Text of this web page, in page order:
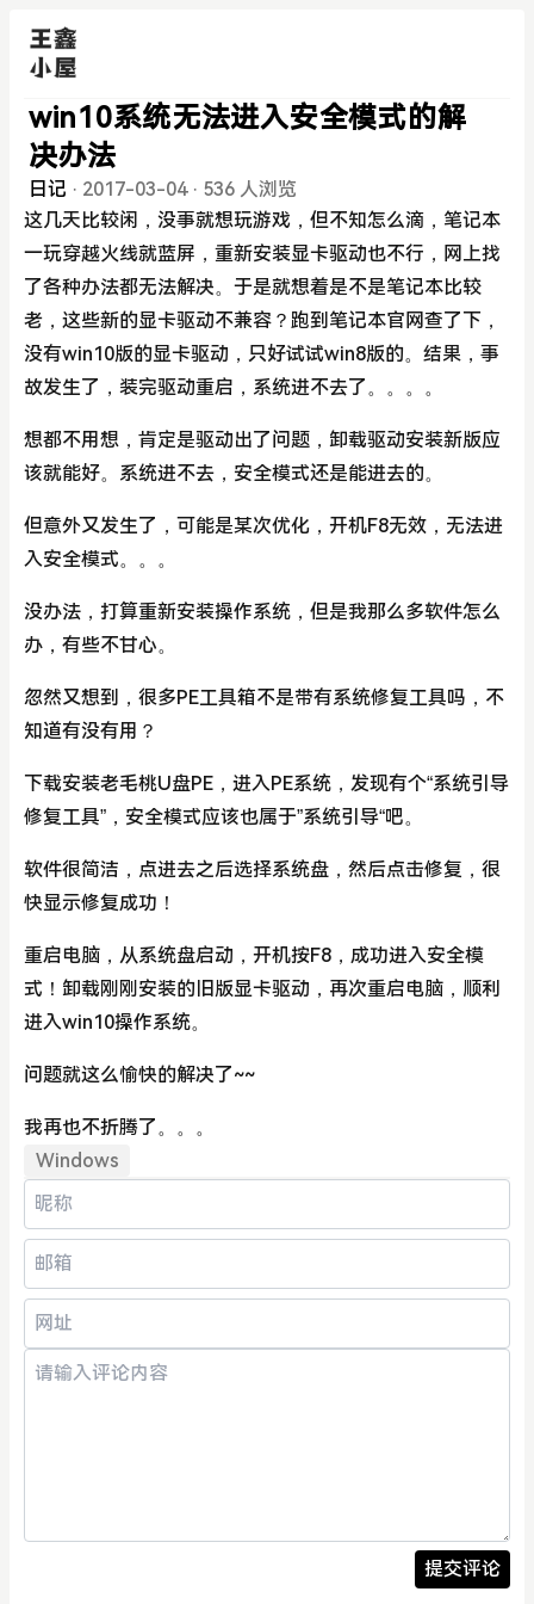
win10系统无法进入安全模式的解
决办法
日记 · 2017-03-04 · 536 人浏览
这几天比较闲，没事就想玩游戏，但不知怎么滴，笔记本
一玩穿越火线就蓝屏，重新安装显卡驱动也不行，网上找
了各种办法都无法解决。于是就想着是不是笔记本比较
老，这些新的显卡驱动不兼容？跑到笔记本官网查了下，
没有win10版的显卡驱动，只好试试win8版的。结果，事
故发生了，装完驱动重启，系统进不去了。。。。
想都不用想，肯定是驱动出了问题，卸载驱动安装新版应
该就能好。系统进不去，安全模式还是能进去的。
但意外又发生了，可能是某次优化，开机F8无效，无法进
入安全模式。。。
没办法，打算重新安装操作系统，但是我那么多软件怎么
办，有些不甘心。
忽然又想到，很多PE工具箱不是带有系统修复工具吗，不
知道有没有用？
下载安装老毛桃U盘PE，进入PE系统，发现有个“系统引导
修复工具”，安全模式应该也属于”系统引导“吧。
软件很简洁，点进去之后选择系统盘，然后点击修复，很
快显示修复成功！
重启电脑，从系统盘启动，开机按F8，成功进入安全模
式！卸载刚刚安装的旧版显卡驱动，再次重启电脑，顺利
进入win10操作系统。
问题就这么愉快的解决了~~
我再也不折腾了。。。
Windows
提交评论